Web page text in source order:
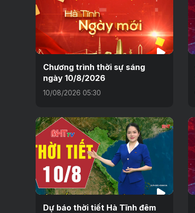
Chương trình thời sự sáng
ngày 10/8/2026
10/08/2026 05:30
Dự báo thời tiết Hà Tĩnh đêm